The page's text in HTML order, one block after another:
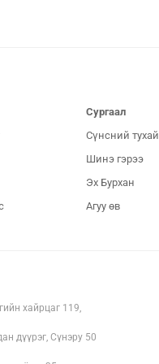
Сургаал
Сүнсний тухай
Шинэ гэрээ
Эх Бурхан
Агуу өв
хайрцаг 119,
дүүрэг, Сүнэру 50